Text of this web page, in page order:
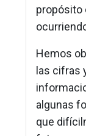
propósito
Hemos
las cifras
algunas
que